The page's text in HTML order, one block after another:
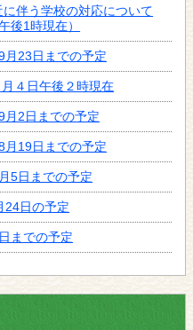
伴う学校の対応について
後1時現在）
月23日までの予定
４日午後２時現在
月2日までの予定
月19日までの予定
5日までの予定
24日の予定
までの予定